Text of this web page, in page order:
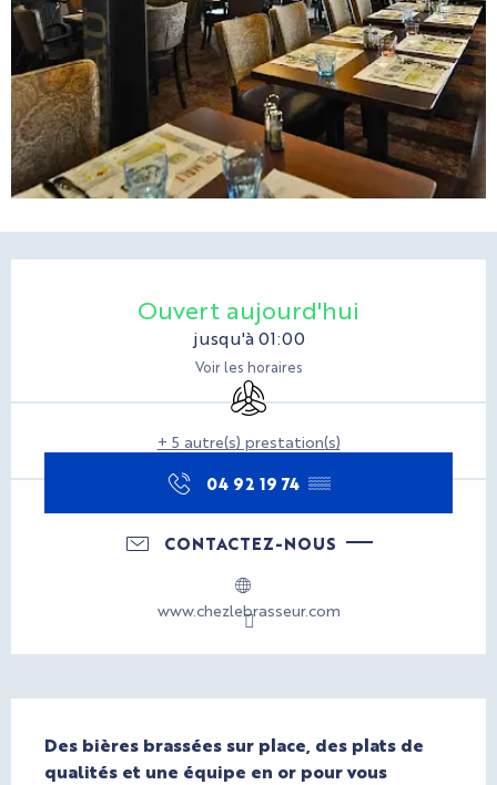
Ouvert aujourd'hui
jusqu'à 01:00
Voir les horaires
Air conditionné
+ 5 autre(s) prestation(s)
04 92 19 74 ▒▒
CONTACTEZ-NOUS
www.chezlebrasseur.com
Des bières brassées sur place, des plats de
qualités et une équipe en or pour vous